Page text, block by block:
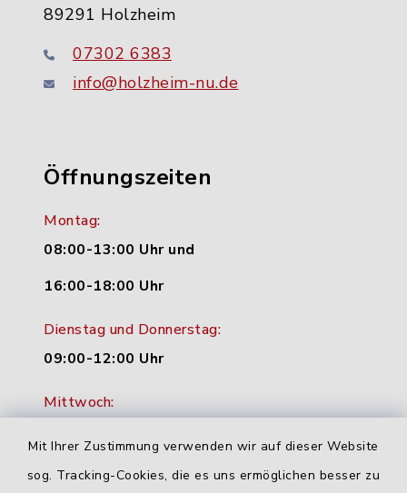
Mit Ihrer Zustimmung verwenden wir auf dieser Website
sog. Tracking-Cookies, die es uns ermöglichen besser zu
89291 Holzheim
07302 6383
info@holzheim-nu.de
Öffnungszeiten
Montag:
08:00-13:00 Uhr und
16:00-18:00 Uhr
Dienstag und Donnerstag:
09:00-12:00 Uhr
Mittwoch:
Freitag: